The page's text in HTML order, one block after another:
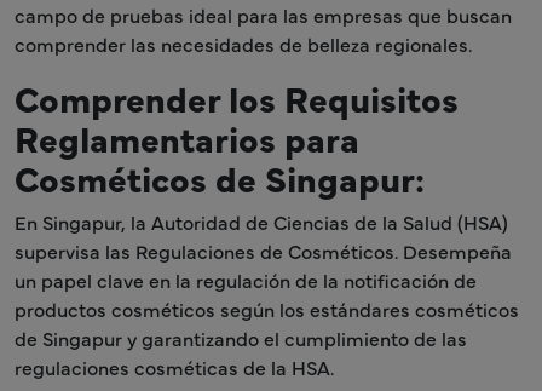
campo de pruebas ideal para las empresas que buscan
comprender las necesidades de belleza regionales.
Comprender los Requisitos
Reglamentarios para
Cosméticos de Singapur:
En Singapur, la Autoridad de Ciencias de la Salud (HSA)
supervisa las Regulaciones de Cosméticos. Desempeña
un papel clave en la regulación de la notificación de
productos cosméticos según los estándares cosméticos
de Singapur y garantizando el cumplimiento de las
regulaciones cosméticas de la HSA.